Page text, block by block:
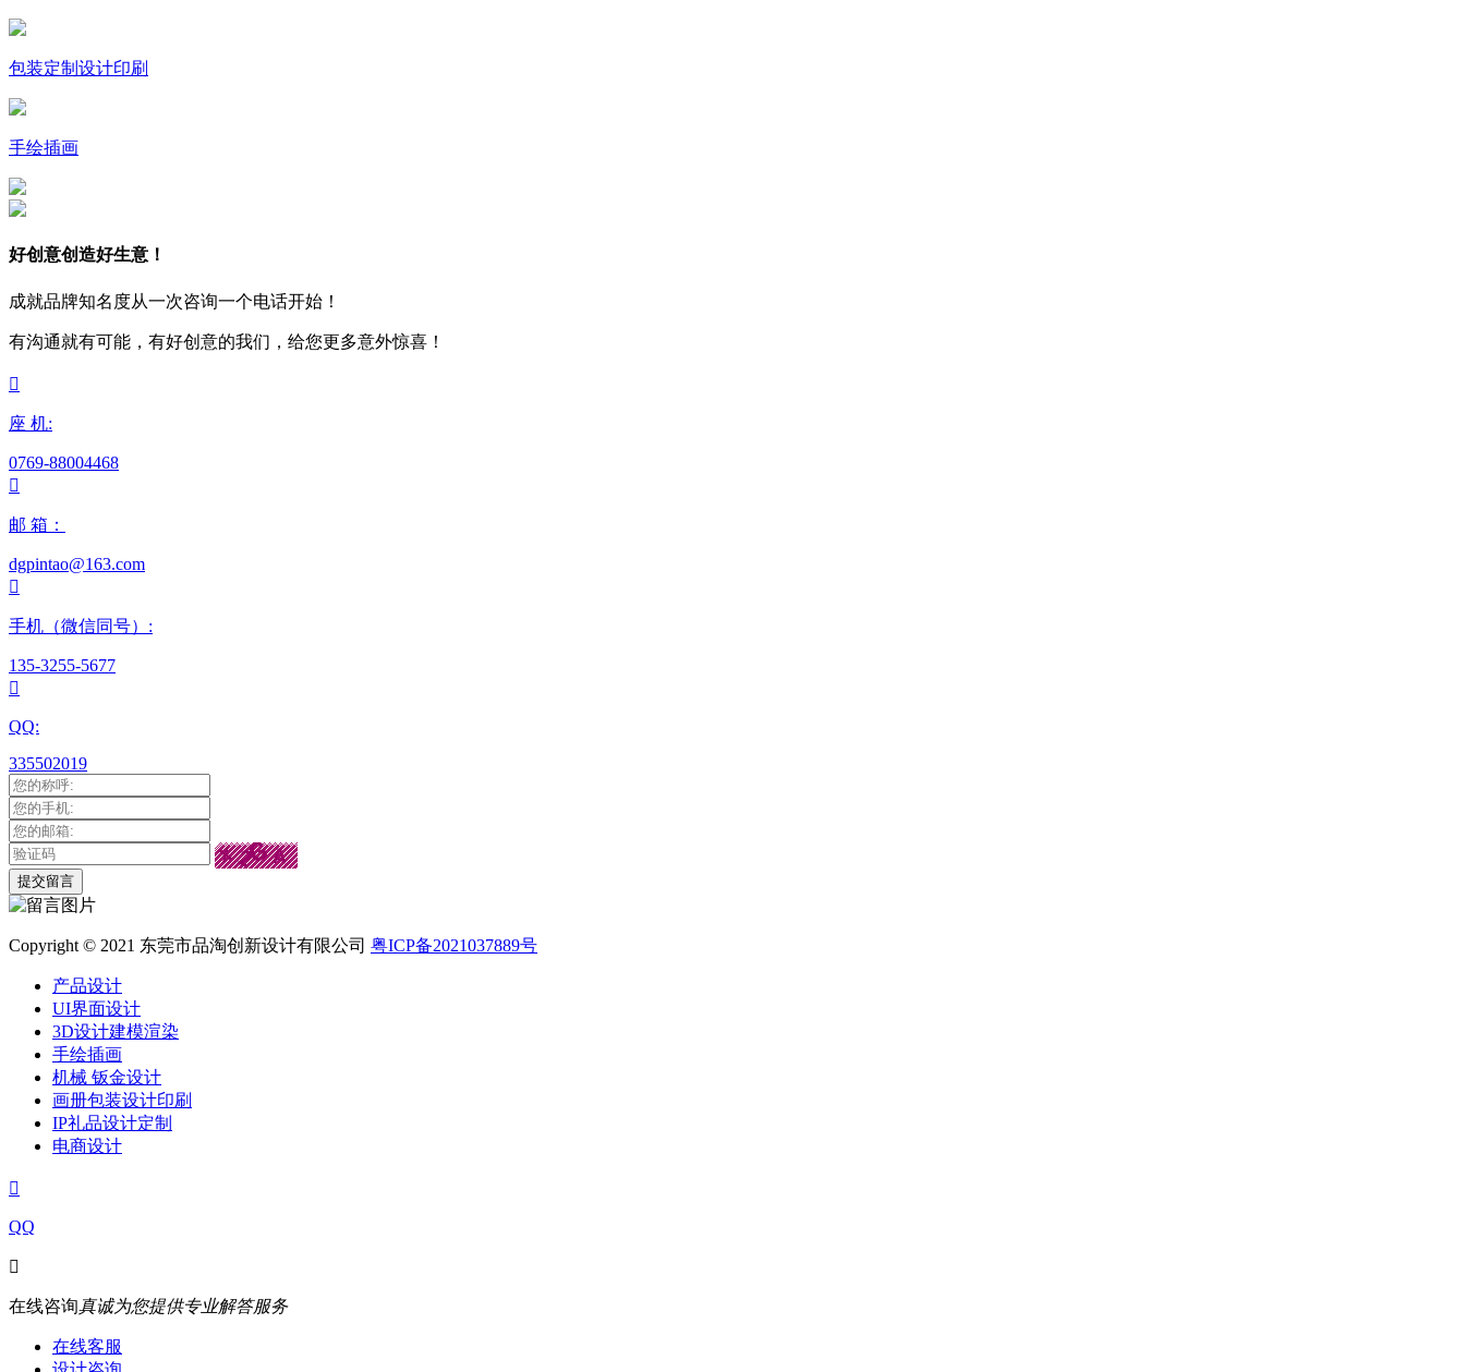
包装定制设计印刷
手绘插画
好创意创造好生意！
成就品牌知名度从一次咨询一个电话开始！
有沟通就有可能，有好创意的我们，给您更多意外惊喜！

座 机:
0769-88004468

邮 箱：
dgpintao@163.com

手机（微信同号）:
135-3255-5677

QQ:
335502019
Copyright © 2021 东莞市品淘创新设计有限公司 粤ICP备2021037889号
产品设计
UI界面设计
3D设计建模渲染
手绘插画
机械 钣金设计
画册包装设计印刷
IP礼品设计定制
电商设计

QQ

在线咨询真诚为您提供专业解答服务
在线客服